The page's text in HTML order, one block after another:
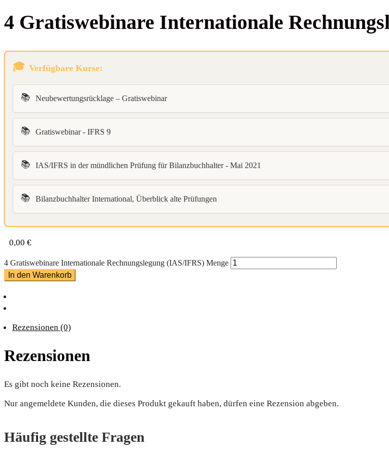
4 Gra­tis­web­i­na­re Inter­na­tio­na­le
Verfügbare Kurse:
📚 Neubewertungsrücklage – Gratiswebinar
📚 Gratiswebinar - IFRS 9
📚 IAS/IFRS in der mündlichen Prüfung für Bilanzbuchhalter - Mai 2021
📚 Bilanzbuchhalter International, Überblick alte Prüfungen
0,00 €
4 Gratiswebinare Internationale Rechnungslegung (IAS/IFRS) Menge
In den Warenkorb
Rezensionen (0)
Rezensionen
Es gibt noch keine Rezensionen.
Nur angemeldete Kunden, die dieses Produkt gekauft haben, dürfen eine Rezension abgeben.
Häufig gestellte Fragen